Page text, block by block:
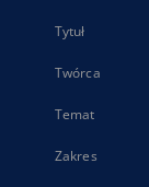
Tytuł
Twórca
Temat
Zakres